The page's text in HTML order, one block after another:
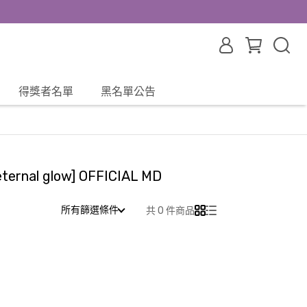
得獎者名單 黑名單公告
glow] OFFICIAL MD
所有篩選條件 共 0 件商品